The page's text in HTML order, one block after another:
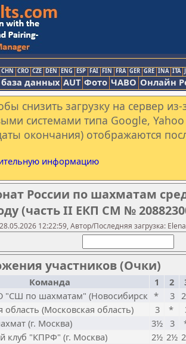
CHN CRO CZE DEN ENG ESP FAI FIN FRA GER GRE INA ITA
данных AUT Фото ЧАВО Онлайн
снизить загрузку на сервер
системами типа Google,
окончания) отображаются
информацию
России по шахматам
(часть II ЕКП СМ №
12:22:59, Автор/Последняя загрузка:
участников (Очки)
Команда 1 2
"СШ по шахматам" (Новосибирск * 3
область (Московская область) 3 *
(г. Москва) 3½ 3
клуб "КПРФ" (г. Москва) 2½ 2½